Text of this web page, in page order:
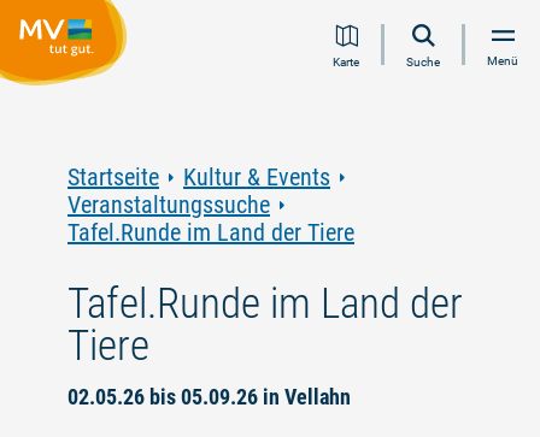
Inhalt
Navigation
Volltextsuche
FooterKarte Suche Menü
Startseite
Kultur & Events
Veranstaltungssuche
Tafel.Runde im Land der Tiere
Tafel.Runde im Land der
Tiere
02.05.26 bis 05.09.26 in Vellahn